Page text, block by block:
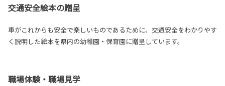
交通安全絵本の贈呈
車がこれからも安全で楽しいものであるために、交通安全をわかりやす
く説明した絵本を県内の幼稚園・保育園に贈呈しています。
職場体験・職場見学